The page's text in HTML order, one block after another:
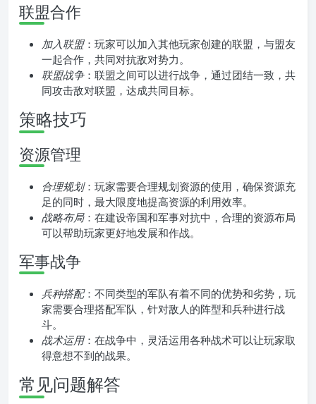
联盟合作
加入联盟：玩家可以加入其他玩家创建的联盟，与盟友
一起合作，共同对抗敌对势力。
联盟战争：联盟之间可以进行战争，通过团结一致，共
同攻击敌对联盟，达成共同目标。
策略技巧
资源管理
合理规划：玩家需要合理规划资源的使用，确保资源充
足的同时，最大限度地提高资源的利用效率。
战略布局：在建设帝国和军事对抗中，合理的资源布局
可以帮助玩家更好地发展和作战。
军事战争
兵种搭配：不同类型的军队有着不同的优势和劣势，玩
家需要合理搭配军队，针对敌人的阵型和兵种进行战
斗。
战术运用：在战争中，灵活运用各种战术可以让玩家取
得意想不到的战果。
常见问题解答